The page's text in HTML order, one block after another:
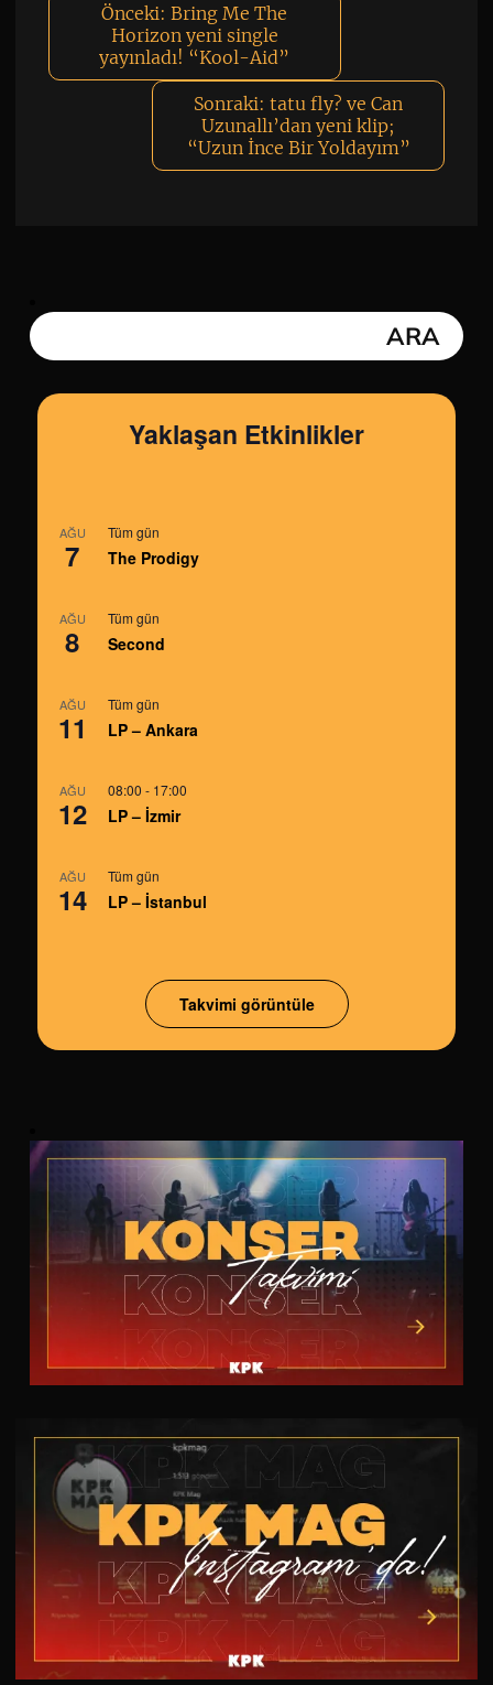
Önceki: Bring Me The
Horizon yeni single
yayınladı! “Kool-Aid”
Sonraki: tatu fly? ve Can
Uzunallı’dan yeni klip;
“Uzun İnce Bir Yoldayım”
Yaklaşan Etkinlikler
AĞU
7
Tüm gün
The Prodigy
AĞU
8
Tüm gün
Second
AĞU
11
Tüm gün
LP – Ankara
AĞU
12
08:00 - 17:00
LP – İzmir
AĞU
14
Tüm gün
LP – İstanbul
Takvimi görüntüle